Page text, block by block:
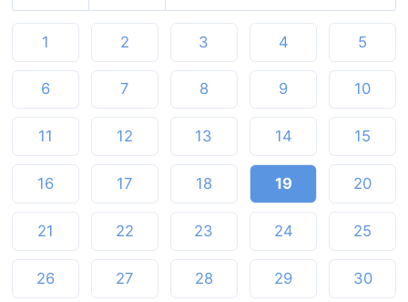
1 2 3 4 5
6 7 8 9 10
11 12 13 14 15
16 17 18 19 20
21 22 23 24 25
26 27 28 29 30